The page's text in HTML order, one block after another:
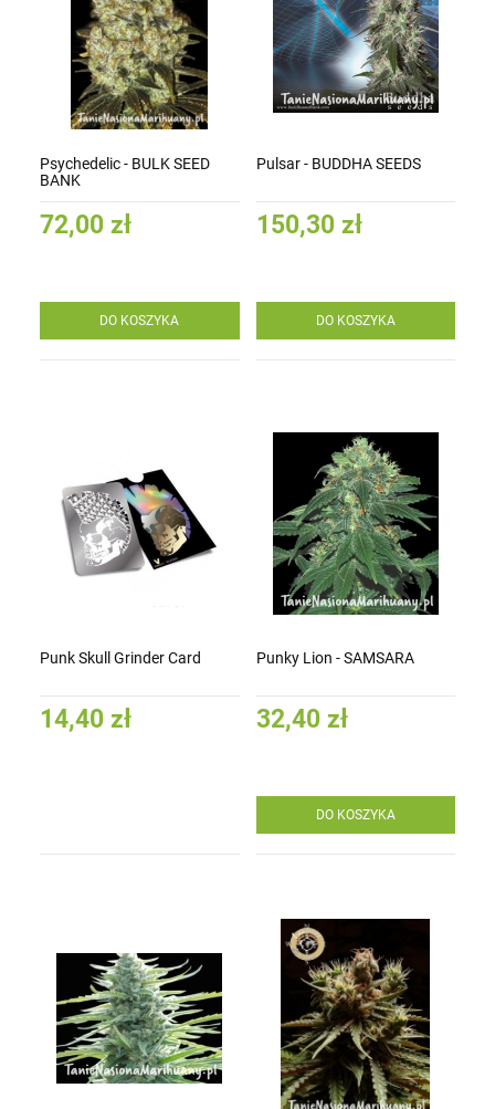
Psychedelic - BULK SEED
BANK
72,00 zł
DO KOSZYKA
Pulsar - BUDDHA SEEDS
150,30 zł
DO KOSZYKA
Punk Skull Grinder Card
14,40 zł
Punky Lion - SAMSARA
32,40 zł
DO KOSZYKA